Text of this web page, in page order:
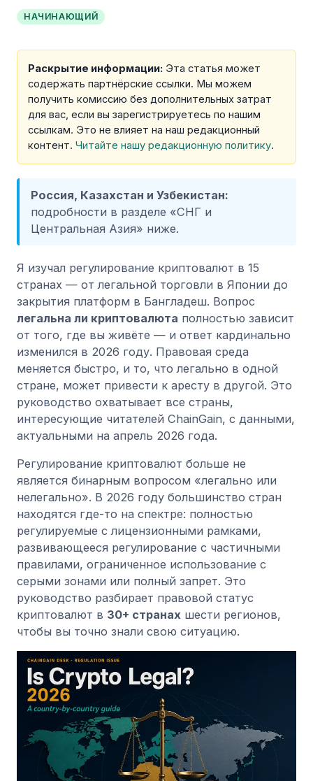
НАЧИНАЮЩИЙ
Раскрытие информации: Эта статья может
содержать партнёрские ссылки. Мы можем
получить комиссию без дополнительных затрат
для вас, если вы зарегистрируетесь по нашим
ссылкам. Это не влияет на наш редакционный
контент. Читайте нашу редакционную политику.
Россия, Казахстан и Узбекистан:
подробности в разделе «СНГ и
Центральная Азия» ниже.
Я изучал регулирование криптовалют в 15
странах — от легальной торговли в Японии до
закрытия платформ в Бангладеш. Вопрос
легальна ли криптовалюта полностью зависит
от того, где вы живёте — и ответ кардинально
изменился в 2026 году. Правовая среда
меняется быстро, и то, что легально в одной
стране, может привести к аресту в другой. Это
руководство охватывает все страны,
интересующие читателей ChainGain, с данными,
актуальными на апрель 2026 года.
Регулирование криптовалют больше не
является бинарным вопросом «легально или
нелегально». В 2026 году большинство стран
находятся где-то на спектре: полностью
регулируемые с лицензионными рамками,
развивающееся регулирование с частичными
правилами, ограниченное использование с
серыми зонами или полный запрет. Это
руководство разбирает правовой статус
криптовалют в 30+ странах шести регионов,
чтобы вы точно знали свою ситуацию.